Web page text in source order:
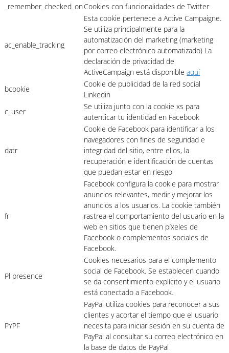
_remember_checked_onCookies con funcionalidades de Twitter
ac_enable_tracking
Esta cookie pertenece a Active Campaigne.
Se utiliza principalmente para la
automatización del marketing (marketing
por correo electrónico automatizado) La
declaración de privacidad de
ActiveCampaign está disponible aquí
bcookie
Cookie de publicidad de la red social
Linkedin
c_user
Se utiliza junto con la cookie xs para
autenticar tu identidad en Facebook
datr
Cookie de Facebook para identificar a los
navegadores con fines de seguridad e
integridad del sitio, entre ellos, la
recuperación e identificación de cuentas
que puedan estar en riesgo
fr
Facebook configura la cookie para mostrar
anuncios relevantes, medir y mejorar los
anuncios a los usuarios. La cookie también
rastrea el comportamiento del usuario en la
web en sitios que tienen píxeles de
Facebook o complementos sociales de
Facebook.
Pl presence
Cookies necesarios para el complemento
social de Facebook. Se establecen cuando
se da consentimiento explícito y el usuario
está conectado a Facebook.
PYPF
PayPal utiliza cookies para reconocer a sus
clientes y acortar el tiempo que el usuario
necesita para iniciar sesión en su cuenta de
PayPal al consultar su correo electrónico en
la base de datos de PayPal